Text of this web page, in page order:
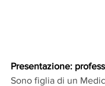
Presentazione:
Sono figlia di un